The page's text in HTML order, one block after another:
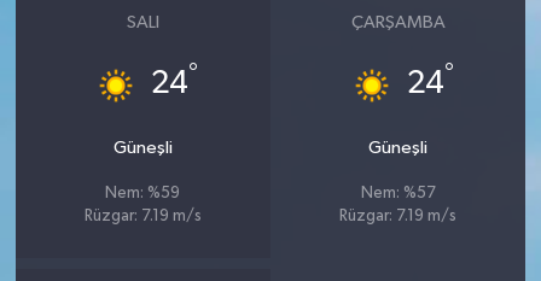
SALI
24°
Güneşli
Nem: %59
Rüzgar: 7.19 m/s
ÇARŞAMBA
24°
Güneşli
Nem: %57
Rüzgar: 7.19 m/s